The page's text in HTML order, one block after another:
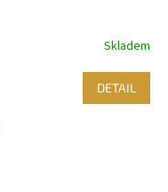
Skladem
DETAIL